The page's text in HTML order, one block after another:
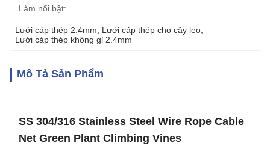
Làm nổi bật:
Lưới cáp thép 2.4mm Lưới cáp thép cho cây leo
Lưới cáp thép không gỉ 2.4mm
Mô Tả Sản Phẩm
SS 304/316 Stainless Steel Wire Rope Cable
Net Green Plant Climbing Vines